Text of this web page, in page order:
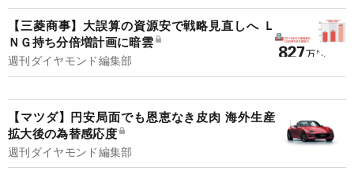
【三菱商事】大誤算の資源安で戦略見直しへ Ｌ
ＮＧ持ち分倍増計画に暗雲
週刊ダイヤモンド編集部
【マツダ】円安局面でも恩恵なき皮肉 海外生産
拡大後の為替感応度
週刊ダイヤモンド編集部